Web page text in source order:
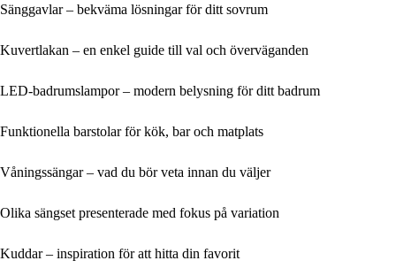
Sänggavlar – bekväma lösningar för ditt sovrum
Kuvertlakan – en enkel guide till val och överväganden
LED-badrumslampor – modern belysning för ditt badrum
Funktionella barstolar för kök, bar och matplats
Våningssängar – vad du bör veta innan du väljer
Olika sängset presenterade med fokus på variation
Kuddar – inspiration för att hitta din favorit